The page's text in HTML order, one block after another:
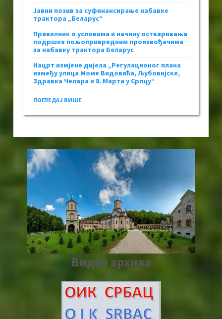
Јавни позив за суфинансирање набавке
трактора „Беларус“
Правилник о условима и начину остваривања
подршке пољопривредним произвођачима
за набавку трактора Беларус
Нацрт измјене дијела „Регулационог плана
између улица Моме Видовића, Љубовијске,
Здравка Челара и 8. Марта у Српцу“
ПОГЛЕДАЈ ВИШЕ
Видео архива